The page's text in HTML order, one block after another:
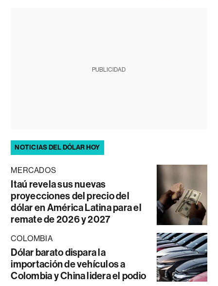
PUBLICIDAD
NOTICIAS DEL DÓLAR HOY
MERCADOS
Itaú revela sus nuevas
proyecciones del precio del
dólar en América Latina para el
remate de 2026 y 2027
COLOMBIA
Dólar barato dispara la
importación de vehículos a
Colombia y China lidera el podio